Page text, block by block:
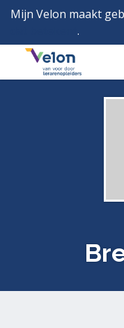
Mijn Velon maakt
.
Menu